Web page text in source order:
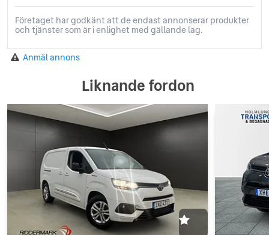
Företaget har godkänt att de endast annonserar produkter
och tjänster som är i enlighet med gällande lag.
Anmäl annons
Liknande fordon